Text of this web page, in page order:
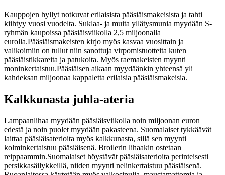
Kauppojen hyllyt notkuvat erilaisista pääsiäismakeisista ja tahti
kiihtyy vuosi vuodelta. Suklaa- ja muita yllätysmunia myydään S-
ryhmän kaupoissa pääsiäisviikolla 2,5 miljoonalla
eurolla.Pääsiäismakeisten kirjo myös kasvaa vuosittain ja
valikoimiin on tullut niin sanottuja virpomistuotteita kuten
pääsiäistikkareita ja patukoita. Myös raemakeisten myynti
moninkertaistuu.Pääsiäisen aikaan myydäänkin yhteensä yli
kahdeksan miljoonaa kappaletta erilaisia pääsiäismakeisia.
Kalkkunasta juhla-ateria
Lampaanlihaa myydään pääsiäisviikolla noin miljoonan euron
edestä ja noin puolet myydään pakasteena. Suomalaiset tykkäävät
laittaa pääsiäisaterioita myös kalkkunasta, sillä sen myynti
kolminkertaistuu pääsiäisenä. Broilerin lihaakin ostetaan
reippaammin.Suomalaiset höystävät pääsiäisaterioita perinteisesti
persikkasäilykkeillä, niiden myynti nelinkertaistuu pääsiäisenä.